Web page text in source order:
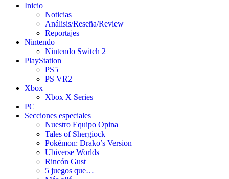
Inicio
Noticias
Análisis/Reseña/Review
Reportajes
Nintendo
Nintendo Switch 2
PlayStation
PS5
PS VR2
Xbox
Xbox X Series
PC
Secciones especiales
Nuestro Equipo Opina
Tales of Shergiock
Pokémon: Drako’s Version
Ubiverse Worlds
Rincón Gust
5 juegos que…